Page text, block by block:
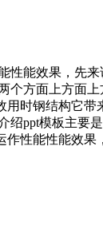
性能效果，先
个方面上方面
用时钢结构它
绍ppt模板主要
性能性能效果